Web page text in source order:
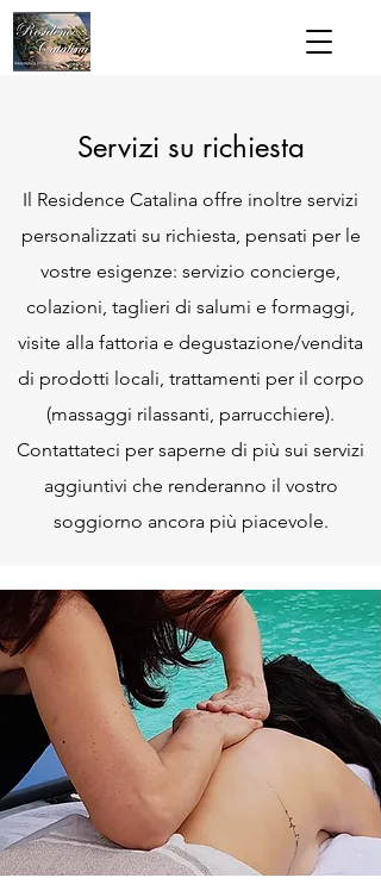
Servizi su richiesta
Il Residence Catalina offre inoltre servizi
personalizzati su richiesta, pensati per le
vostre esigenze: servizio concierge,
colazioni, taglieri di salumi e formaggi,
visite alla fattoria e degustazione/vendita
di prodotti locali, trattamenti per il corpo
(massaggi rilassanti, parrucchiere).
Contattateci per saperne di più sui servizi
aggiuntivi che renderanno il vostro
soggiorno ancora più piacevole.